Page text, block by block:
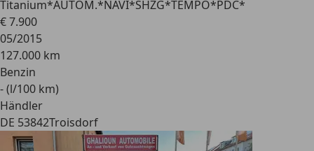
Titanium*AUTOM.*NAVI*SHZG*TEMPO*PDC*
€ 7.900
05/2015
127.000 km
Benzin
- (l/100 km)
Händler
DE 53842Troisdorf